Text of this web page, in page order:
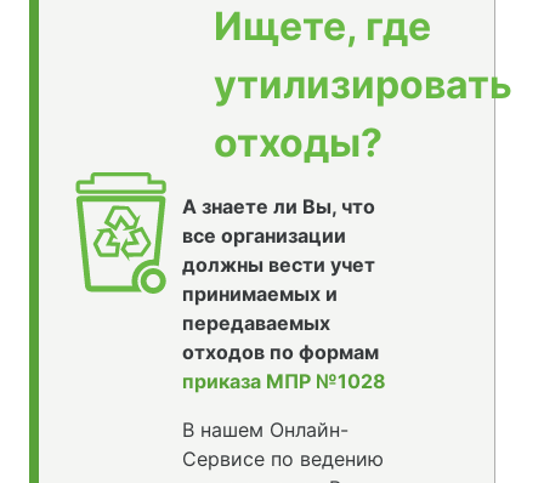
Ищете, где
утилизировать
отходы?
А знаете ли Вы, что
все организации
должны вести учет
принимаемых и
передаваемых
отходов по формам
приказа МПР №1028
В нашем Онлайн-
Сервисе по ведению